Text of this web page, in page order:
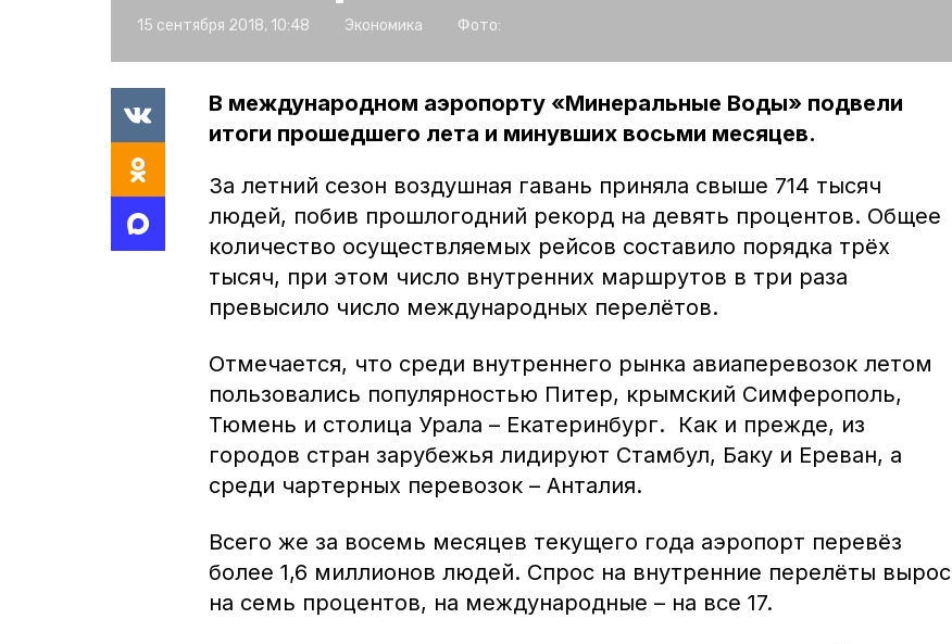
15 сентября 2018, 10:48 Экономика Фото:
В международном аэропорту «Минеральные Воды» подвели
итоги прошедшего лета и минувших восьми месяцев.
За летний сезон воздушная гавань приняла свыше 714 тысяч
людей, побив прошлогодний рекорд на девять процентов. Общее
количество осуществляемых рейсов составило порядка трёх
тысяч, при этом число внутренних маршрутов в три раза
превысило число международных перелётов.
Отмечается, что среди внутреннего рынка авиаперевозок летом
пользовались популярностью Питер, крымский Симферополь,
Тюмень и столица Урала – Екатеринбург. Как и прежде, из
городов стран зарубежья лидируют Стамбул, Баку и Ереван, а
среди чартерных перевозок – Анталия.
Всего же за восемь месяцев текущего года аэропорт перевёз
более 1,6 миллионов людей. Спрос на внутренние перелёты вырос
на семь процентов, на международные – на все 17.